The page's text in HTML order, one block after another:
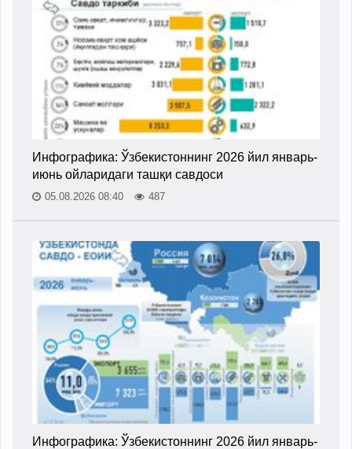
Инфографика: Ўзбекистоннинг 2026 йил январь-
июнь ойларидаги ташқи савдоси
05.08.2026 08:40 487
Инфографика: Ўзбекистоннинг 2026 йил январь-